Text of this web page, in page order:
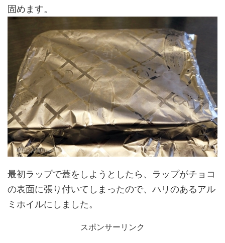
固めます。
最初ラップで蓋をしようとしたら、ラップがチョコ
の表面に張り付いてしまったので、ハリのあるアル
ミホイルにしました。
スポンサーリンク